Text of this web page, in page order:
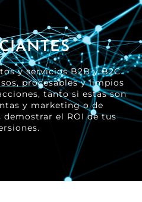
y servicios B2B y B2C.
procesables y limpios
tanto si estas son
y marketing o de
demostrar el ROI de tus